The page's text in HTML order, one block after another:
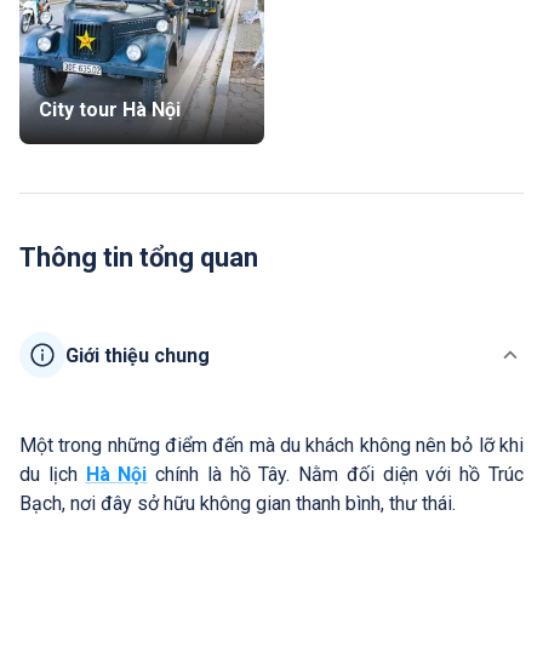
City tour Hà Nội
Thông tin tổng quan
Giới thiệu chung
Một trong những điểm đến mà du khách không nên bỏ lỡ khi
du lịch Hà Nội chính là hồ Tây. Nằm đối diện với hồ Trúc
Bạch, nơi đây sở hữu không gian thanh bình, thư thái.